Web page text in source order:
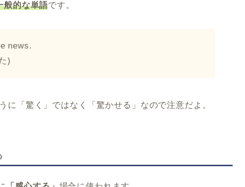
般的な単語です。
news.
)
に「驚く」ではなく「驚かせる」なので注意だよ。